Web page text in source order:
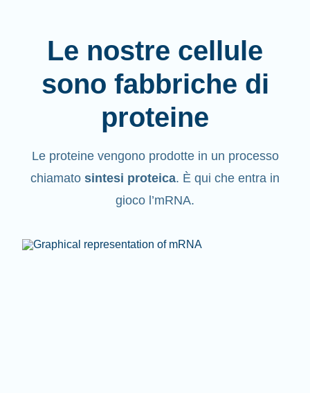
Le nostre cellule
sono fabbriche di
proteine
Le proteine vengono prodottein un processo
chiamato sintesi proteica. È qui che entra in
gioco l’mRNA.